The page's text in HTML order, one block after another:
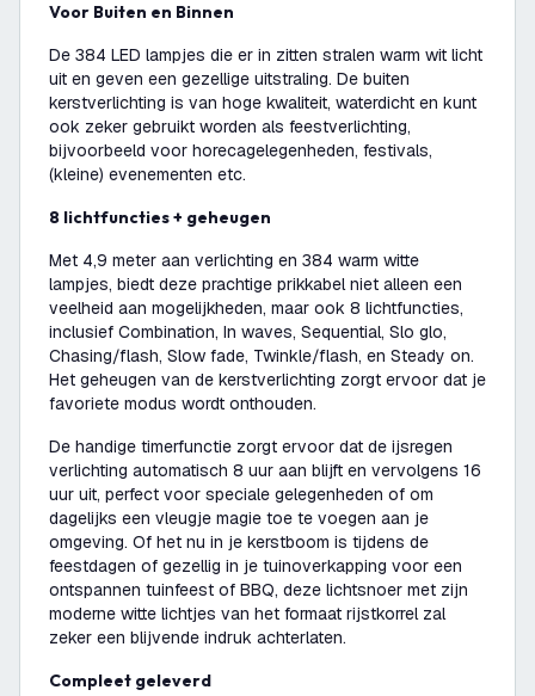
Voor Buiten en Binnen
De 384 LED lampjes die er in zitten stralen warm wit licht
uit en geven een gezellige uitstraling. De buiten
kerstverlichting is van hoge kwaliteit, waterdicht en kunt
ook zeker gebruikt worden als feestverlichting,
bijvoorbeeld voor horecagelegenheden, festivals,
(kleine) evenementen etc.
8 lichtfuncties + geheugen
Met 4,9 meter aan verlichting en 384 warm witte
lampjes, biedt deze prachtige prikkabel niet alleen een
veelheid aan mogelijkheden, maar ook 8 lichtfuncties,
inclusief Combination, In waves, Sequential, Slo glo,
Chasing/flash, Slow fade, Twinkle/flash, en Steady on.
Het geheugen van de kerstverlichting zorgt ervoor dat je
favoriete modus wordt onthouden.
De handige timerfunctie zorgt ervoor dat de ijsregen
verlichting automatisch 8 uur aan blijft en vervolgens 16
uur uit, perfect voor speciale gelegenheden of om
dagelijks een vleugje magie toe te voegen aan je
omgeving. Of het nu in je kerstboom is tijdens de
feestdagen of gezellig in je tuinoverkapping voor een
ontspannen tuinfeest of BBQ, deze lichtsnoer met zijn
moderne witte lichtjes van het formaat rijstkorrel zal
zeker een blijvende indruk achterlaten.
Compleet geleverd